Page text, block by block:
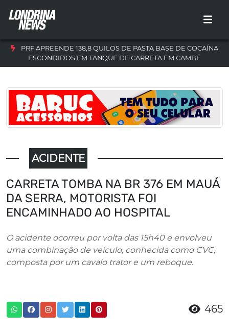
PRF APREENDE 138,8 QUILOS DE PASTA BASE DE COCAÍNA
ESCONDIDOS EM TANQUE DE CARRETA EM CAMBÉ
ACIDENTE
CARRETA TOMBA NA BR 376 EM MAUÁ
DA SERRA, MOTORISTA FOI
ENCAMINHADO AO HOSPITAL
O acidente ocorreu por volta das 15h40 e envolveu
uma combinação de veículo, conhecida como CVC,
composta por um cavalo trator e um reboque.
465